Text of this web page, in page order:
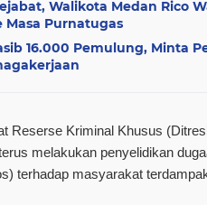
Walikota Medan Rico
Masa Purnatugas
16.000 Pemulung, Minta
Reserse Kriminal Khusus
melakukan penyelidikan
terhadap masyarakat